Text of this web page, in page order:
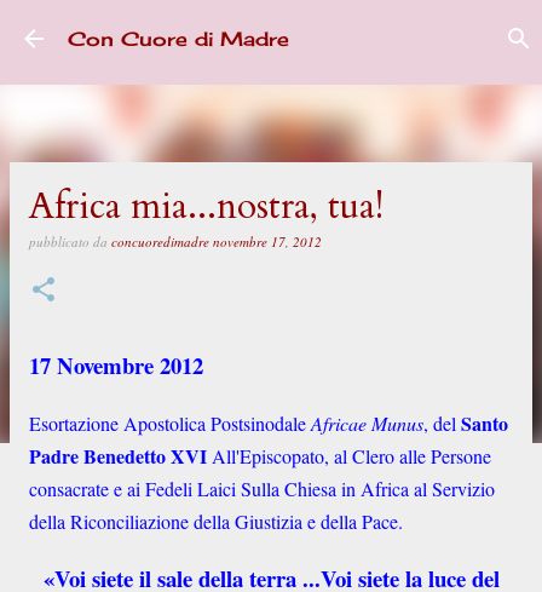
Passa ai contenuti principali
Con Cuore di Madre
Africa mia...nostra, tua!
pubblicato da concuoredimadre novembre 17, 2012
17 Novembre 2012
Esortazione Apostolica PostsinodaleAfricae Munus, del Santo
Padre Benedetto XVI All'Episcopato, al Clero alle Persone
consacrate e ai Fedeli Laici Sulla Chiesa in Africa al Servizio
della Riconciliazione della Giustizia e della Pace.
«Voi siete il sale della terra ...Voi siete la luce del